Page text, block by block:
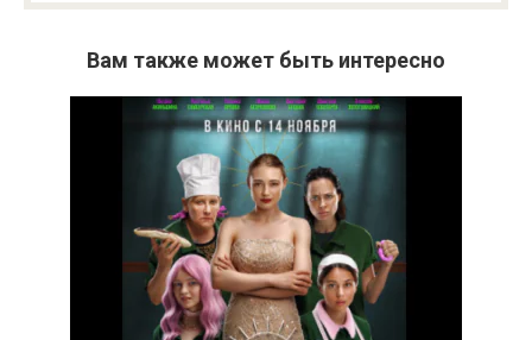
Вам также может быть интересно